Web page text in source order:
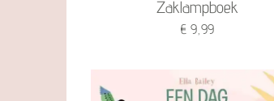
Zaklampboek
€ 9,99